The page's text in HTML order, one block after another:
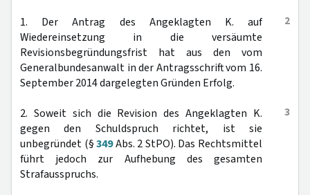
2
1. Der Antrag des Angeklagten K. auf
Wiedereinsetzung in die versäumte
Revisionsbegründungsfrist hat aus den vom
Generalbundesanwalt in der Antragsschrift vom 16.
September 2014 dargelegten Gründen Erfolg.
3
2. Soweit sich die Revision des Angeklagten K.
gegen den Schuldspruch richtet, ist sie
unbegründet (§349Abs. 2 StPO). Das Rechtsmittel
führt jedoch zur Aufhebung des gesamten
Strafausspruchs.